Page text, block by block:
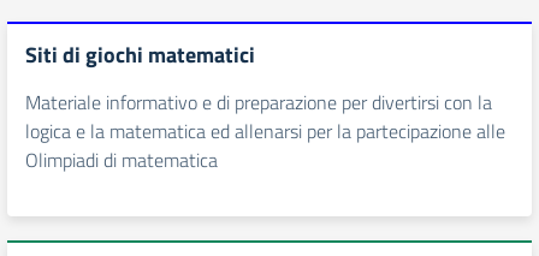
Siti di giochi matematici
Materiale informativo e di preparazione per divertirsi con la
logica e la matematica ed allenarsi per la partecipazione alle
Olimpiadi di matematica